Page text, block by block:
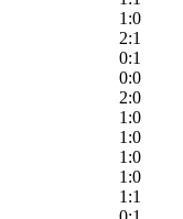
1:0
2:1
0:1
0:0
2:0
1:0
1:0
1:0
1:0
1:1